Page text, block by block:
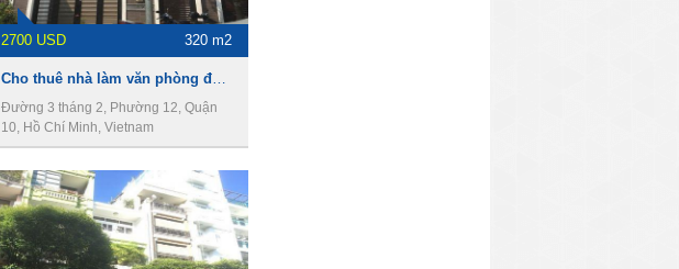
2700 USD 320 m2
Đường 3 tháng 2, Phường 12, Quận
10, Hồ Chí Minh, Vietnam